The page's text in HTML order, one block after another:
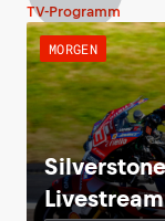
TV-Programm
MORGEN
Livestream